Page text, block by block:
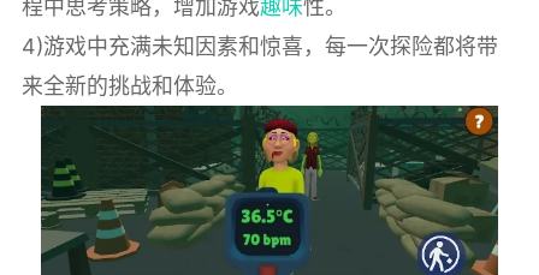
程中思考策略，增加游戏趣味性。
4)游戏中充满未知因素和惊喜，每一次探险都将带
来全新的挑战和体验。